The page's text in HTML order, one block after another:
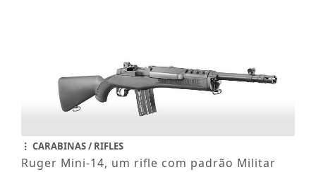
CARABINAS / RIFLES
Ruger Mini-14, um rifle com padrão Militar